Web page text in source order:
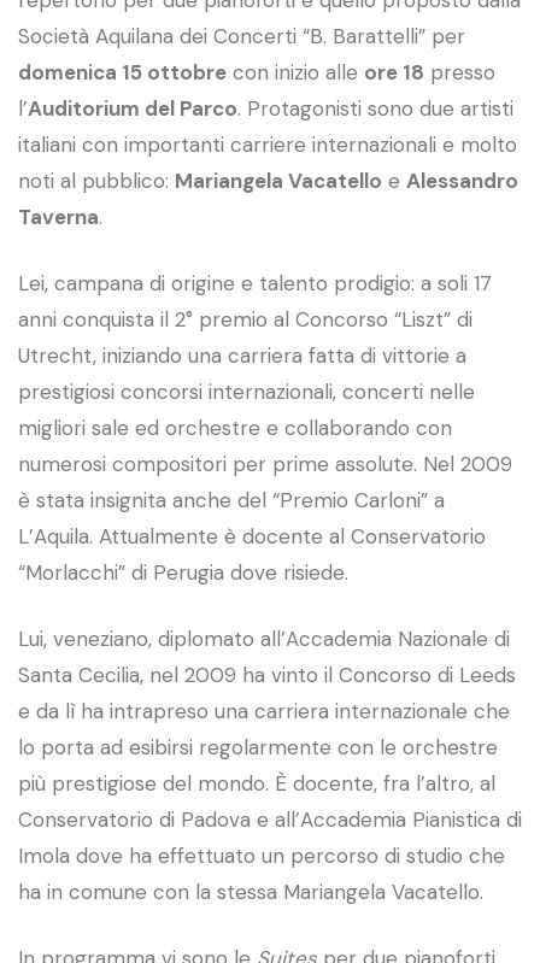
Società Aquilana dei Concerti “B. Barattelli” per
domenica 15 ottobre con inizio alle ore 18 presso
l’Auditorium del Parco. Protagonisti sono due artisti
italiani con importanti carriere internazionali e molto
noti al pubblico: Mariangela Vacatello e Alessandro
Taverna.
Lei, campana di origine e talento prodigio: a soli 17
anni conquista il 2° premio al Concorso “Liszt” di
Utrecht, iniziando una carriera fatta di vittorie a
prestigiosi concorsi internazionali, concerti nelle
migliori sale ed orchestre e collaborando con
numerosi compositori per prime assolute. Nel 2009
è stata insignita anche del “Premio Carloni” a
L’Aquila. Attualmente è docente al Conservatorio
“Morlacchi” di Perugia dove risiede.
Lui, veneziano, diplomato all’Accademia Nazionale di
Santa Cecilia, nel 2009 ha vinto il Concorso di Leeds
e da lì ha intrapreso una carriera internazionale che
lo porta ad esibirsi regolarmente con le orchestre
più prestigiose del mondo. È docente, fra l’altro, al
Conservatorio di Padova e all’Accademia Pianistica di
Imola dove ha effettuato un percorso di studio che
ha in comune con la stessa Mariangela Vacatello.